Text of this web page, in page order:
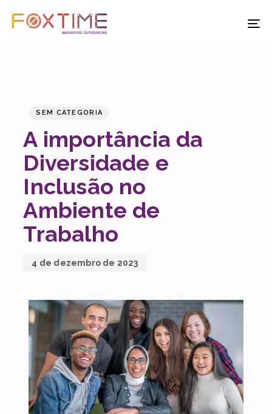
SEM CATEGORIA
A importância da
Diversidade e
Inclusão no
Ambiente de
Trabalho
4 de dezembro de 2023